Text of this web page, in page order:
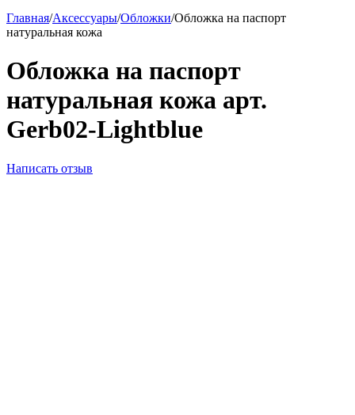
Главная/Аксессуары/Обложки/Обложка на паспорт
натуральная кожа
Обложка на паспорт
натуральная кожа арт.
Gerb02-Lightblue
Написать отзыв